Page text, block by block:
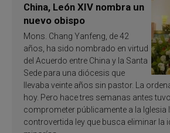
China, León XIV nombra un
nuevo obispo
Mons. Chang Yanfeng, de 42
años, ha sido nombrado en virtud
del Acuerdo entre China y la Santa
Sede para una diócesis que
llevaba veinte años sin pastor. La
hoy. Pero hace tres semanas antes
comprometer públicamente a la Iglesia
controvertida ley que busca eliminar la